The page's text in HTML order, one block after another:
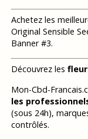
Achetez les
Original Sensible
Banner #3.
Découvrez les
Mon-Cbd-
les
(sous 24h),
contrôlés.